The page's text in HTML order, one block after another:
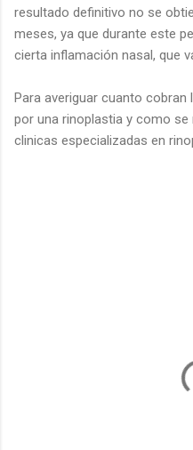
resultado definitivo no se
meses, ya que durante este
cierta inflamación nasal, que
Para averiguar cuanto
por una rinoplastia y como se
clinicas especializadas en